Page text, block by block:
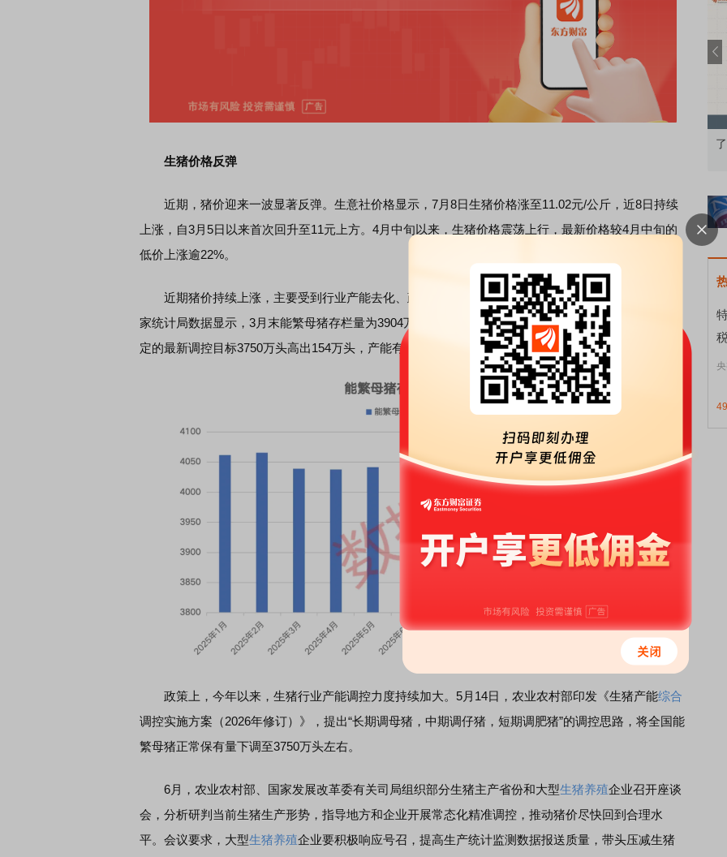
生猪价格反弹
近期，猪价迎来一波显著反弹。生意社价格显示，7月8日生猪价格涨至11.02元/公斤，近8日持续
上涨，自3月5日以来首次回升至11元上方。4月中旬以来，生猪价格震荡上行，最新价格较4月中旬的
低价上涨逾22%。
近期猪价持续上涨，主要受到行业产能去化、政策持续加码稳定猪价等方面影响。产能层面，国
家统计局数据显示，3月末能繁母猪存栏量为3904万头，同比减少135万头，但仍较今年农业农村部划
定的最新调控目标3750万头高出154万头，产能有进一步下降的空间。
政策上，今年以来，生猪行业产能调控力度持续加大。5月14日，农业农村部印发《生猪产能综合
调控实施方案（2026年修订）》，提出“长期调母猪，中期调仔猪，短期调肥猪”的调控思路，将全国能
繁母猪正常保有量下调至3750万头左右。
6月，农业农村部、国家发展改革委有关司局组织部分生猪主产省份和大型生猪养殖企业召开座谈
会，分析研判当前生猪生产形势，指导地方和企业开展常态化精准调控，推动猪价尽快回到合理水
平。会议要求，大型生猪养殖企业要积极响应号召，提高生产统计监测数据报送质量，带头压减生猪
风，将吹向何处
了解北交所知识